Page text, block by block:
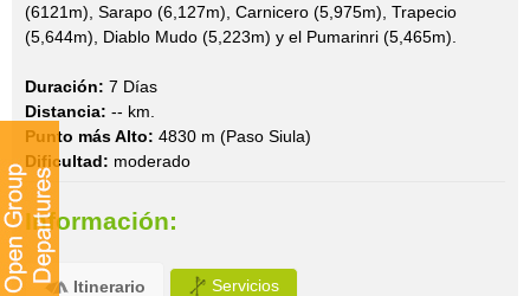
(6121m), Sarapo (6,127m), Carnicero (5,975m), Trapecio
(5,644m), Diablo Mudo (5,223m) y el Pumarinri (5,465m).
Duración: 7 Días
Distancia: -- km.
Punto más Alto: 4830 m (Paso Siula)
Dificultad: moderado
Información:
Itinerario Servicios